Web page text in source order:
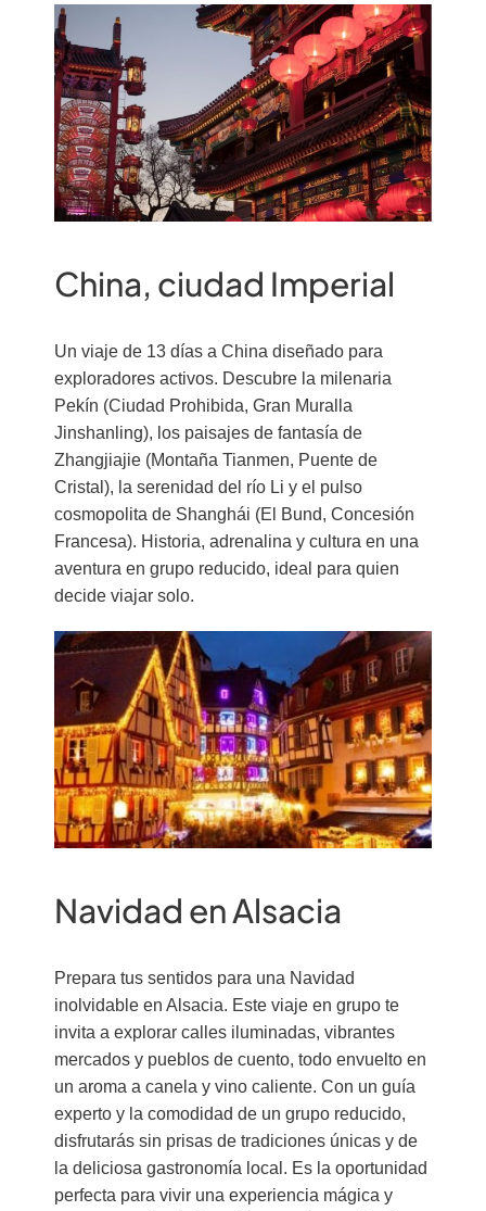
China, ciudad Imperial
Un viaje de 13 días a China diseñado para
exploradores activos. Descubre la milenaria
Pekín (Ciudad Prohibida, Gran Muralla
Jinshanling), los paisajes de fantasía de
Zhangjiajie (Montaña Tianmen, Puente de
Cristal), la serenidad del río Li y el pulso
cosmopolita de Shanghái (El Bund, Concesión
Francesa). Historia, adrenalina y cultura en una
aventura en grupo reducido, ideal para quien
decide viajar solo.
Navidad en Alsacia
Prepara tus sentidos para una Navidad
inolvidable en Alsacia. Este viaje en grupo te
invita a explorar calles iluminadas, vibrantes
mercados y pueblos de cuento, todo envuelto en
un aroma a canela y vino caliente. Con un guía
experto y la comodidad de un grupo reducido,
disfrutarás sin prisas de tradiciones únicas y de
la deliciosa gastronomía local. Es la oportunidad
perfecta para vivir una experiencia mágica y